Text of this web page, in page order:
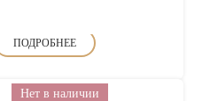
ПОДРОБНЕЕ
Нет в наличии